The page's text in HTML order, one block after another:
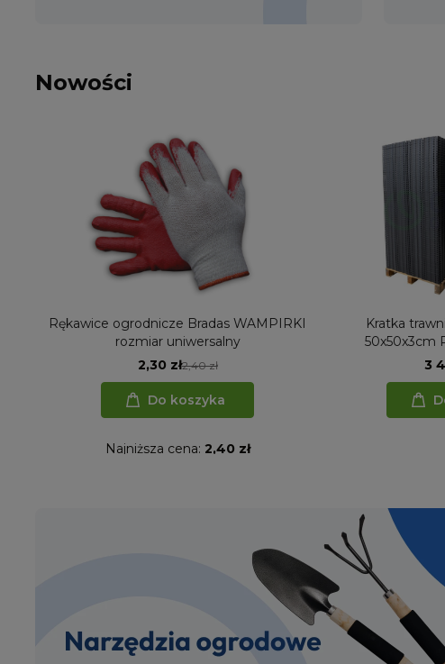
Nowości
Rękawice ogrodnicze Bradas WAMPIRKI
rozmiar uniwersalny
2,30 zł2,40 zł
Najniższa cena: 2,40 zł
Do koszyka
Kratka
50x50x3cm
3